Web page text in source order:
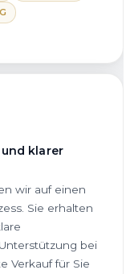
klarer
wir auf einen
Sie erhalten
bei
Verkauf für Sie